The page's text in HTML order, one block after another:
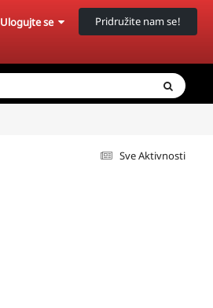
Ulogujte se Pridružite nam se!
Sve Aktivnosti